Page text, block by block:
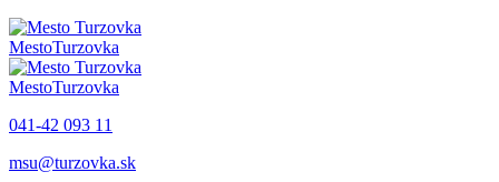
MestoTurzovka
MestoTurzovka
041-42 093 11
msu@turzovka.sk